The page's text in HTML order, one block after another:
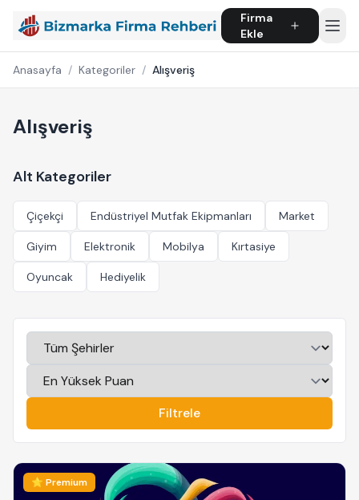
Firma
Ekle
Anasayfa / Kategoriler / Alışveriş
Alışveriş
Alt Kategoriler
Çiçekçi Endüstriyel Mutfak Ekipmanları Market
Giyim Elektronik Mobilya Kırtasiye
Oyuncak Hediyelik
Filtrele
⭐ Premium